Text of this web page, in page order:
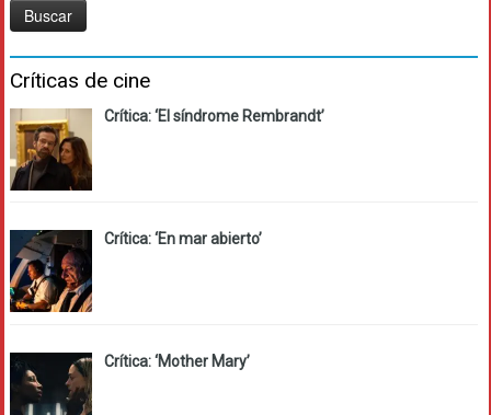
Críticas de cine
Crítica: ‘El síndrome Rembrandt’
Crítica: ‘En mar abierto’
Crítica: ‘Mother Mary’